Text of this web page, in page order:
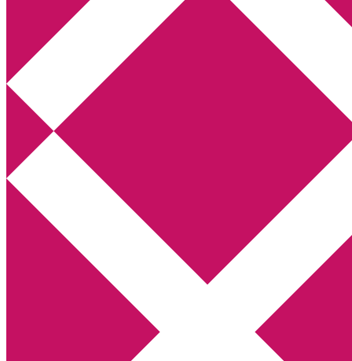
Annikas litteratur- och kulturblogg
Deckare, kriminalromaner, thrillers
Hem
Boktolva
Författarfemman
Kontakt
Webbshop Amazon